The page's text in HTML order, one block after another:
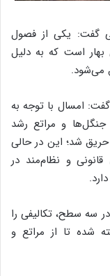
گفت: یکی از فصول
است که به دلیل
می‌شود.
امسال با توجه به
و مراتع رشد
شد؛ این در حالی
و نظام‌مند در
سه سطح، تکالیفی را
شده تا از مراتع و